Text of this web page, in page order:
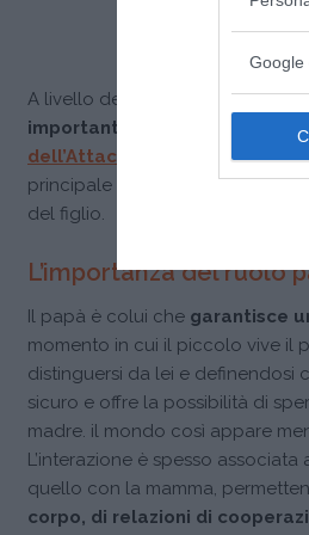
Google
A livello della ricerca scientifica
importante al pari di quello
dell’Attaccamento
, sulla
principale figura di riferimento
del figlio.
L’importanza del ruolo
Il papà è colui che garantisce
momento in cui il piccolo vive il
distinguersi da lei e definendosi
sicuro e offre la possibilità di
madre. il mondo così appare
L’interazione è spesso associata
quello con la mamma,
corpo, di relazioni di